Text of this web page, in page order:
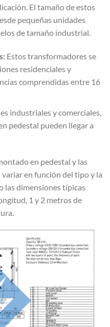
El tamaño de estos
pequeñas unidades
de tamaño industrial.
Estos transformadores se
residenciales y
comprendidas entre 16
industriales y comerciales,
pedestal pueden llegar a
en pedestal y las
en función del tipo y la
las dimensiones típicas
1 y 2 metros de